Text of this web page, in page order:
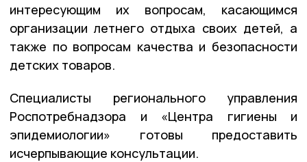
интересующим их вопросам, касающимся
организации летнего отдыха своих детей, а
также по вопросам качества и безопасности
детских товаров.
Специалисты регионального управления
Роспотребнадзора и «Центра гигиены и
эпидемиологии» готовы предоставить
исчерпывающие консультации.